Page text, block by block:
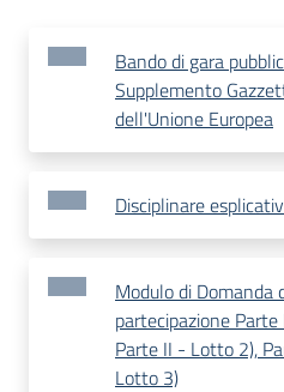
Bando di gara
Supplemento
dell'Unione Europea
Disciplinare
Modulo di Domanda
partecipazione
Parte II - Lotto 2),
Lotto 3)